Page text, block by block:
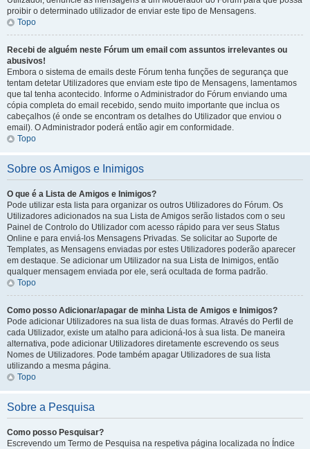
proibir o determinado utilizador de enviar este tipo de Mensagens.
Topo
Recebi de alguém neste Fórum um email com assuntos irrelevantes ou
abusivos!
Embora o sistema de emails deste Fórum tenha funções de segurança que
tentam detetar Utilizadores que enviam este tipo de Mensagens, lamentamos
que tal tenha acontecido. Informe o Administrador do Fórum enviando uma
cópia completa do email recebido, sendo muito importante que inclua os
cabeçalhos (é onde se encontram os detalhes do Utilizador que enviou o
email). O Administrador poderá então agir em conformidade.
Topo
Sobre os Amigos e Inimigos
O que é a Lista de Amigos e Inimigos?
Pode utilizar esta lista para organizar os outros Utilizadores do Fórum. Os
Utilizadores adicionados na sua Lista de Amigos serão listados com o seu
Painel de Controlo do Utilizador com acesso rápido para ver seus Status
Online e para enviá-los Mensagens Privadas. Se solicitar ao Suporte de
Templates, as Mensagens enviadas por estes Utilizadores poderão aparecer
em destaque. Se adicionar um Utilizador na sua Lista de Inimigos, então
qualquer mensagem enviada por ele, será ocultada de forma padrão.
Topo
Como posso Adicionar/apagar de minha Lista de Amigos e Inimigos?
Pode adicionar Utilizadores na sua lista de duas formas. Através do Perfil de
cada Utilizador, existe um atalho para adicioná-los à sua lista. De maneira
alternativa, pode adicionar Utilizadores diretamente escrevendo os seus
Nomes de Utilizadores. Pode também apagar Utilizadores de sua lista
utilizando a mesma página.
Topo
Sobre a Pesquisa
Como posso Pesquisar?
Escrevendo um Termo de Pesquisa na respetiva página localizada no Índice